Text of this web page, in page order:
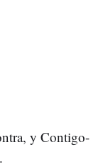
y Contigo-